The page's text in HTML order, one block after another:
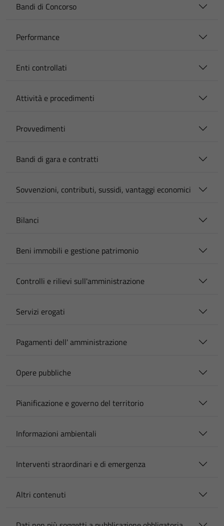
Bandi di Concorso
Performance
Enti controllati
Attività e procedimenti
Provvedimenti
Bandi di gara e contratti
Sovvenzioni, contributi, sussidi, vantaggi economici
Bilanci
Beni immobili e gestione patrimonio
Controlli e rilievi sull'amministrazione
Servizi erogati
Pagamenti dell' amministrazione
Opere pubbliche
Pianificazione e governo del territorio
Informazioni ambientali
Interventi straordinari e di emergenza
Altri contenuti